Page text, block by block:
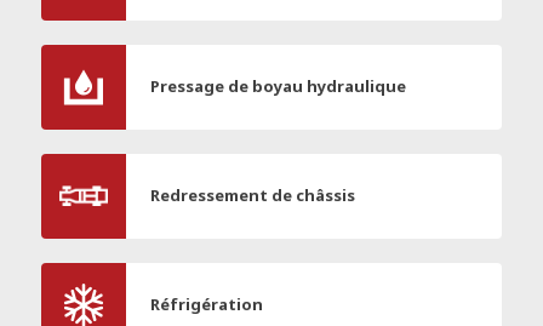
Pressage de boyau hydraulique
Redressement de châssis
Réfrigération